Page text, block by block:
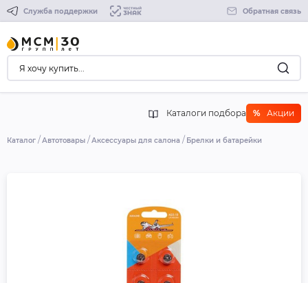
Служба поддержки Обратная связь
Каталоги подбора % Акции
Каталог Автотовары Аксессуары для салона Брелки и батарейки